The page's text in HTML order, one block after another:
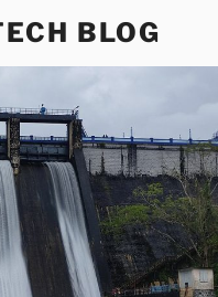
BLOG